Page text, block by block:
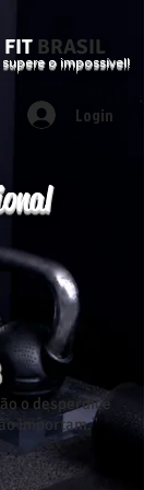
BRASIL
o impossível!
Login
o desperdice
importam."